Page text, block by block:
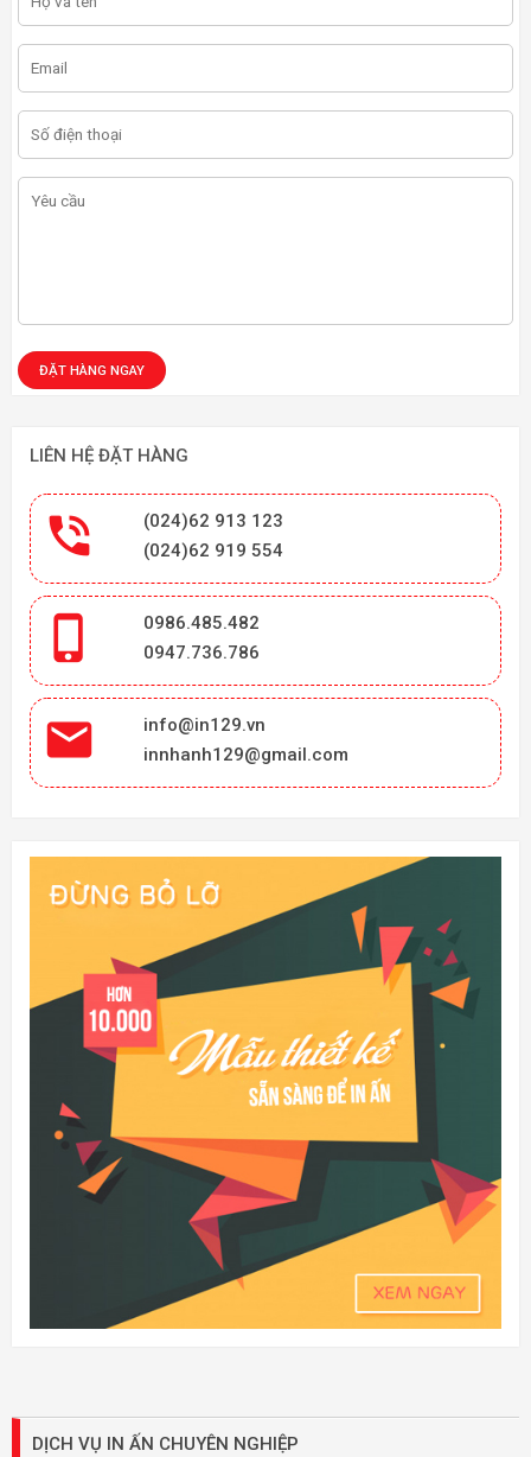
LIÊN HỆ ĐẶT HÀNG

(024)62 913 123
(024)62 919 554

0986.485.482
0947.736.786

info@in129.vn
innhanh129@gmail.com
DỊCH VỤ IN ẤN CHUYÊN NGHIỆP